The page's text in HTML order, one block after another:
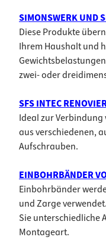
SIMONSWERK UND
Diese Produkte
Ihrem Haushalt und
zwei- oder
SFS INTEC
Ideal zur
aus verschiedenen,
Aufschrauben.
EINBOHRBÄNDER
Einbohrbänder
und Zarge
Sie unterschiedliche
Montageart.